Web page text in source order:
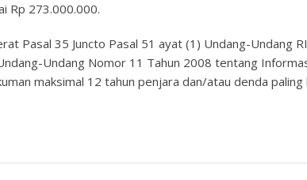
Rp 273.000.000.
Pasal 35 Juncto Pasal 51 ayat (1) Undang-Undang
Undang Nomor 11 Tahun 2008 tentang
maksimal 12 tahun penjara dan/atau denda paling